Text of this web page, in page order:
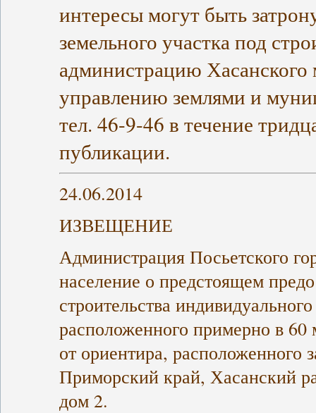
интересы могут быть
земельного участка под
администрацию
управлению землями и
тел. 46-9-46 в течение
публикации.
24.06.2014
ИЗВЕЩЕНИЕ
Администрация Посьетского
население о предстоящем
строительства
расположенного примерно в 60
от ориентира, расположенного
Приморский край, Хасанский
дом 2.